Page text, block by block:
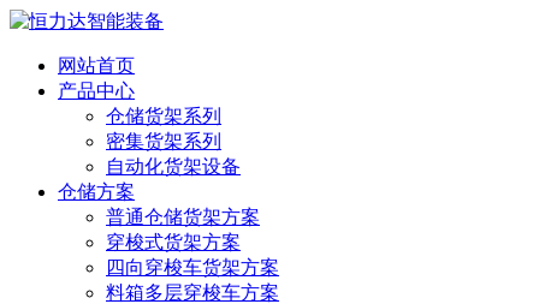
网站首页
产品中心
仓储货架系列
密集货架系列
自动化货架设备
仓储方案
普通仓储货架方案
穿梭式货架方案
四向穿梭车货架方案
料箱多层穿梭车方案